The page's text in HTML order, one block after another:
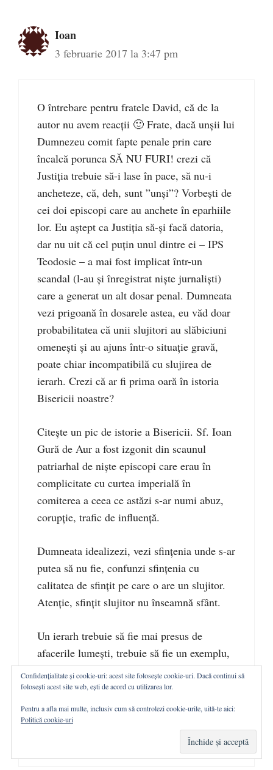
Ioan
3 februarie 2017 la 3:47 pm
O întrebare pentru fratele David, că de la
autor nu avem reacții 🙂 Frate, dacă unșii lui
Dumnezeu comit fapte penale prin care
încalcă porunca SĂ NU FURI! crezi că
Justiția trebuie să-i lase în pace, să nu-i
ancheteze, că, deh, sunt ”unși”? Vorbești de
cei doi episcopi care au anchete în eparhiile
lor. Eu aștept ca Justiția să-și facă datoria,
dar nu uit că cel puțin unul dintre ei – IPS
Teodosie – a mai fost implicat într-un
scandal (l-au și înregistrat niște jurnaliști)
care a generat un alt dosar penal. Dumneata
vezi prigoană în dosarele astea, eu văd doar
probabilitatea că unii slujitori au slăbiciuni
omenești și au ajuns într-o situație gravă,
poate chiar incompatibilă cu slujirea de
ierarh. Crezi că ar fi prima oară în istoria
Bisericii noastre?
Citește un pic de istorie a Bisericii. Sf. Ioan
Gură de Aur a fost izgonit din scaunul
patriarhal de niște episcopi care erau în
complicitate cu curtea imperială în
comiterea a ceea ce astăzi s-ar numi abuz,
corupție, trafic de influență.
Dumneata idealizezi, vezi sfințenia unde s-ar
putea să nu fie, confunzi sfințenia cu
calitatea de sfințit pe care o are un slujitor.
Atenție, sfințit slujitor nu înseamnă sfânt.
Un ierarh trebuie să fie mai presus de
afacerile lumești, trebuie să fie un exemplu,
pentru că ierarhul este urmașul Sfinților
Apostoli. Meditează la acest aspect, cu frică
de Dumnezeu.
Confidențialitate și cookie-uri: acest site folosește cookie-uri. Dacă continui să
folosești acest site web, ești de acord cu utilizarea lor.
Pentru a afla mai multe, inclusiv cum să controlezi cookie-urile, uită-te aici:
Politică cookie-uri